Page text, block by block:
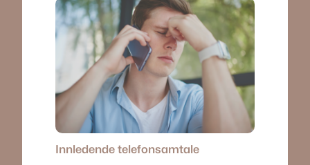
Innledende telefonsamtale